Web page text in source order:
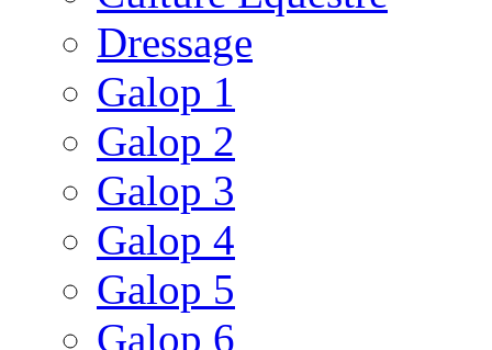
Dressage
Galop 1
Galop 2
Galop 3
Galop 4
Galop 5
Galop 6